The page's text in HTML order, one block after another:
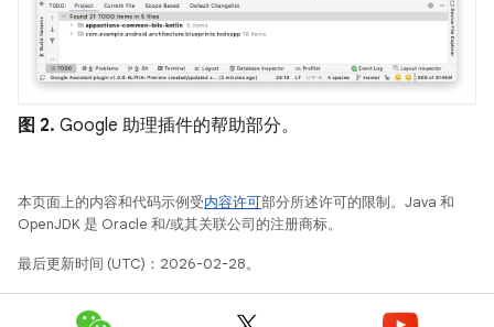
图 2. Google 助理插件的帮助部分。
本页面上的内容和代码示例受内容许可部分所述许可的限制。Java 和
OpenJDK 是 Oracle 和/或其关联公司的注册商标。
最后更新时间 (UTC)：2026-02-28。